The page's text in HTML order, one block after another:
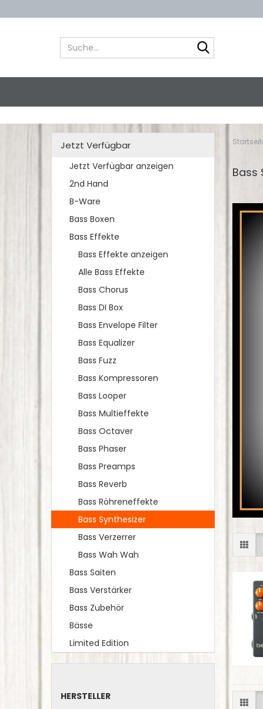
Bass
Jetzt Verfügbar
Jetzt Verfügbar anzeigen
2nd Hand
B-Ware
Bass Boxen
Bass Effekte
Bass Effekte anzeigen
Alle Bass Effekte
Bass Chorus
Bass DI Box
Bass Envelope Filter
Bass Equalizer
Bass Fuzz
Bass Kompressoren
Bass Looper
Bass Multieffekte
Bass Octaver
Bass Phaser
Bass Preamps
Bass Reverb
Bass Röhreneffekte
Bass Synthesizer
Bass Verzerrer
Bass Wah Wah
Bass Saiten
Bass Verstärker
Bass Zubehör
Bässe
Limited Edition
HERSTELLER
HERSTELLER